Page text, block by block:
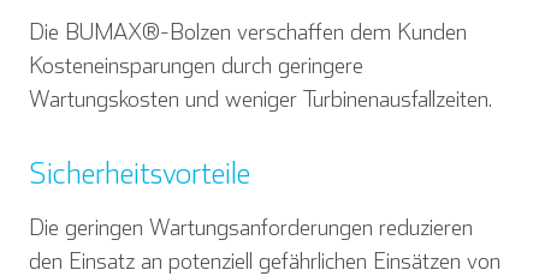
English Deutsch
Español Français
Die BUMAX®-Bolzen verschaffen dem Kunden
Kosteneinsparungen durch geringere
Wartungskosten und weniger Turbinenausfallzeiten.
Sicherheitsvorteile
Die geringen Wartungsanforderungen reduzieren
den Einsatz an potenziell gefährlichen Einsätzen von